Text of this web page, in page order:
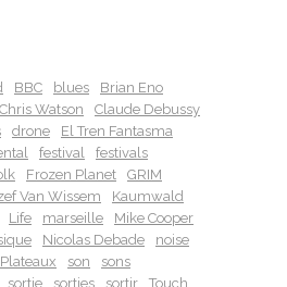
BBC blues
Brian Eno
Chris Watson
Claude Debussy
drone
El Tren Fantasma
festival
festivals
Frozen Planet
GRIM
Van Wissem
Kaumwald
Life marseille
Mike Cooper
Nicolas Debade
noise
Plateaux son
sons
sortie sorties sortir Touch